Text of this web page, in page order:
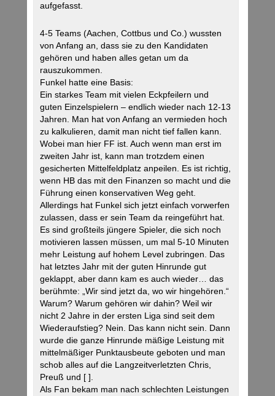
aufgefasst.
4-5 Teams (Aachen, Cottbus und Co.) wussten
von Anfang an, dass sie zu den Kandidaten
gehören und haben alles getan um da
rauszukommen.
Funkel hatte eine Basis:
Ein starkes Team mit vielen Eckpfeilern und
guten Einzelspielern – endlich wieder nach 12-13
Jahren. Man hat von Anfang an vermieden hoch
zu kalkulieren, damit man nicht tief fallen kann.
Wobei man hier FF ist. Auch wenn man erst im
zweiten Jahr ist, kann man trotzdem einen
gesicherten Mittelfeldplatz anpeilen. Es ist richtig,
wenn HB das mit den Finanzen so macht und die
Führung einen konservativen Weg geht.
Allerdings hat Funkel sich jetzt einfach vorwerfen
zulassen, dass er sein Team da reingeführt hat.
Es sind großteils jüngere Spieler, die sich noch
motivieren lassen müssen, um mal 5-10 Minuten
mehr Leistung auf hohem Level zubringen. Das
hat letztes Jahr mit der guten Hinrunde gut
geklappt, aber dann kam es auch wieder… das
berühmte: „Wir sind jetzt da, wo wir hingehören.“
Warum? Warum gehören wir dahin? Weil wir
nicht 2 Jahre in der ersten Liga sind seit dem
Wiederaufstieg? Nein. Das kann nicht sein. Dann
wurde die ganze Hinrunde mäßige Leistung mit
mittelmäßiger Punktausbeute geboten und man
schob alles auf die Langzeitverletzten Chris,
Preuß und [ ].
Als Fan bekam man nach schlechten Leistungen